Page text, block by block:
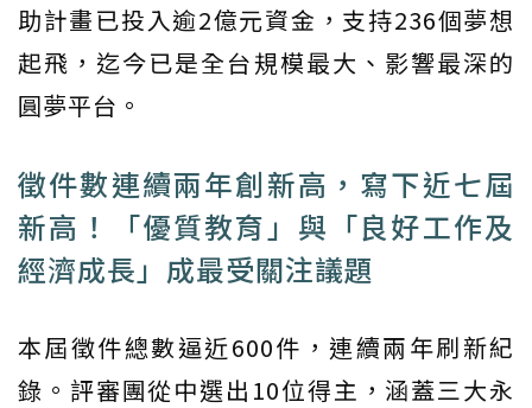
助計畫已投入逾2億元資金，支持236個夢想
起飛，迄今已是全台規模最大、影響最深的
圓夢平台。
徵件數連續兩年創新高，寫下近七屆
新高！「優質教育」與「良好工作及
經濟成長」成最受關注議題
本屆徵件總數逼近600件，連續兩年刷新紀
錄。評審團從中選出10位得主，涵蓋三大永